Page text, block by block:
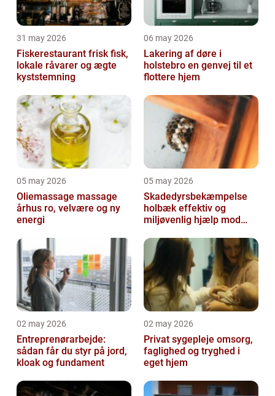
31 may 2026
Fiskerestaurant frisk fisk,
lokale råvarer og ægte
kyststemning
06 may 2026
Lakering af døre i
holstebro en genvej til et
flottere hjem
05 may 2026
Oliemassage massage
århus ro, velvære og ny
energi
05 may 2026
Skadedyrsbekæmpelse
holbæk effektiv og
miljøvenlig hjælp mod
02 may 2026
Entreprenørarbejde:
sådan får du styr på jord,
kloak og fundament
02 may 2026
Privat sygepleje omsorg,
faglighed og tryghed i
eget hjem